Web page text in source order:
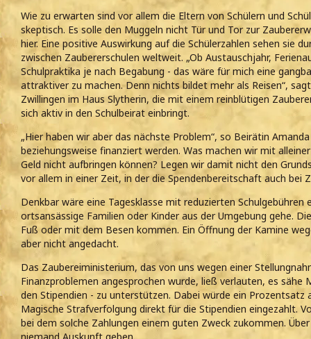
Wie zu erwarten sind vor allem die Eltern von Schülern und
skeptisch. Es solle den Muggeln nicht Tür und Tor zur
hier. Eine positive Auswirkung auf die Schülerzahlen sehen sie
zwischen Zaubererschulen weltweit. „Ob Austauschjahr,
Schulpraktika je nach Begabung - das wäre für mich eine
attraktiver zu machen. Denn nichts bildet mehr als Reisen“,
Zwillingen im Haus Slytherin, die mit einem reinblütigen
sich aktiv in den Schulbeirat einbringt.
„Hier haben wir aber das nächste Problem“, so Beirätin
beziehungsweise finanziert werden. Was machen wir mit
Geld nicht aufbringen können? Legen wir damit nicht den
vor allem in einer Zeit, in der die Spendenbereitschaft auch bei
Denkbar wäre eine Tagesklasse mit reduzierten
ortsansässige Familien oder Kinder aus der Umgebung gehe.
Fuß oder mit dem Besen kommen. Ein Öffnung der Kamine
aber nicht angedacht.
Das Zaubereiministerium, das von uns wegen einer
Finanzproblemen angesprochen wurde, ließ verlauten, es
den Stipendien - zu unterstützen. Dabei würde ein Prozentsatz
Magische Strafverfolgung direkt für die Stipendien eingezahlt.
bei dem solche Zahlungen einem guten Zweck zukommen.